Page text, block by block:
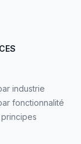
industrie
fonctionnalité